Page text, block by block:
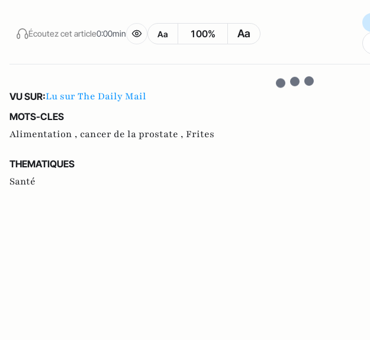
Écoutez cet article0:00min Aa 100% Aa
VU SUR:Lu sur The Daily Mail
MOTS-CLES
Alimentation , cancer de la prostate , Frites
THEMATIQUES
Santé